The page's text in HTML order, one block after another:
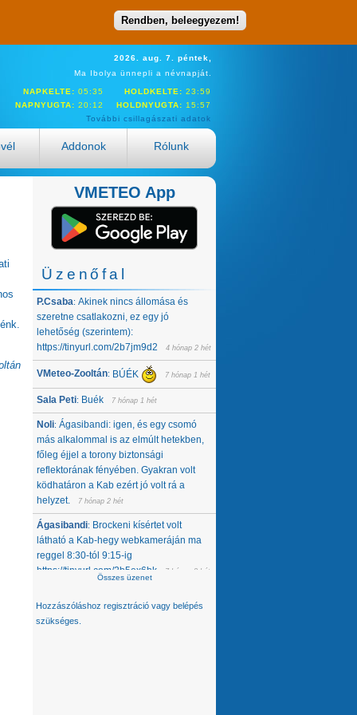
Rendben, beleegyezem!
2026. aug. 7. péntek,
Ma Ibolya ünnepli a névnapját.
NAPKELTE: 05:35 HOLDKELTE: 23:59
NAPNYUGTA: 20:12 HOLDNYUGTA: 15:57
További csillagászati adatok
Addonok Rólunk
VMETEO App
Üzenőfal
P.Csaba: Akinek nincs állomása és
szeretne csatlakozni, ez egy jó
lehetőség (szerintem):
https://tinyurl.com/2b7jm9d2
4 hónap 2 hét
VMeteo-Zooltán: BÚÉK 7 hónap 1 hét
Sala Peti: Buék 7 hónap 1 hét
Noli: Ágasibandi: igen, és egy csomó
más alkalommal is az elmúlt hetekben,
főleg éjjel a torony biztonsági
reflektorának fényében. Gyakran volt
ködhatáron a Kab ezért jó volt rá a
helyzet.
7 hónap 2 hét
Ágasibandi: Brockeni kísértet volt
látható a Kab-hegy webkameráján ma
reggel 8:30-tól 9:15-ig
https://tinyurl.com/2b5ex6bk
7 hónap 2 hét
hanem egész közép-kelet európai
térségből. Az Alpokban alig van hó -
Összes üzenet
Hozzászóláshoz regisztráció vagy belépés
szükséges.